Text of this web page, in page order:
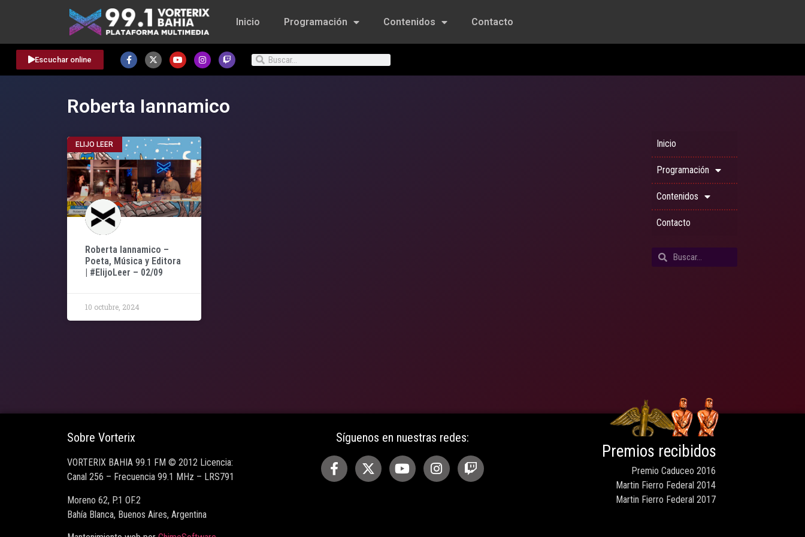
Inicio Programación Contenidos Contacto
Escuchar online
Roberta Iannamico
ELIJO LEER
Roberta Iannamico –
Poeta, Música y Editora
| #ElijoLeer – 02/09
10 octubre, 2024
Inicio
Programación
Contenidos
Contacto
Sobre Vorterix
VORTERIX BAHIA 99.1 FM © 2012 Licencia:
Canal 256 – Frecuencia 99.1 MHz – LRS791
Moreno 62, P.1 OF.2
Bahía Blanca, Buenos Aires, Argentina
Síguenos en nuestras redes:
Premios recibidos
Premio Caduceo 2016
Martin Fierro Federal 2014
Martin Fierro Federal 2017